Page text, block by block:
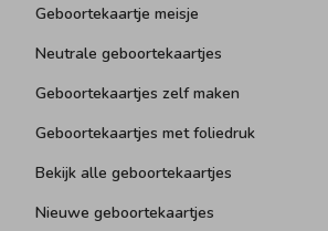
Geboortekaartje meisje
Neutrale geboortekaartjes
Geboortekaartjes zelf maken
Geboortekaartjes met foliedruk
Bekijk alle geboortekaartjes
Nieuwe geboortekaartjes